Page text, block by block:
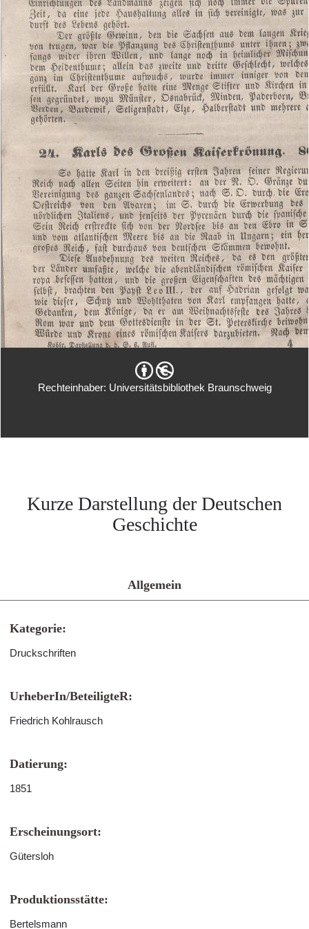
Rechteinhaber: Universitätsbibliothek Braunschweig
Kurze Darstellung der Deutschen
Geschichte
Allgemein
Kategorie:
Druckschriften
UrheberIn/BeteiligteR:
Friedrich Kohlrausch
Datierung:
1851
Erscheinungsort:
Gütersloh
Produktionsstätte:
Bertelsmann